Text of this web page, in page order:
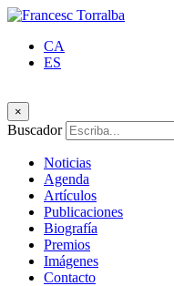
CA
ES
×
Buscador
Noticias
Agenda
Artículos
Publicaciones
Biografía
Premios
Imágenes
Contacto